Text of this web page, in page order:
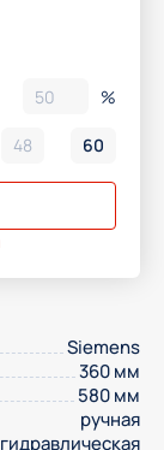
%
48 60
Siemens
360 мм
580 мм
ручная